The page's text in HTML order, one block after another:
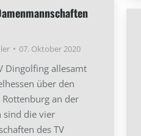
07. Oktober 2020
Dingolfing allesamt
über den
an der
sind die vier
des TV